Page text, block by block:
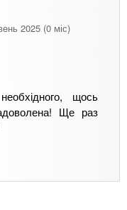
2025 (0 міс)
щось
Ще раз